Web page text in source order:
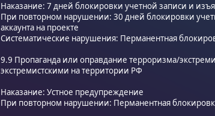
Наказание: 7 дней блокировки учетной записи и
При повторном нарушении: 30 дней блокировки
аккаунта на проекте
Систематические нарушения: Перманентная
9.9 Пропаганда или оправдание терроризма/
экстремистскими на территории РФ
Наказание: Устное предупреждение
При повторном нарушении: Перманентная